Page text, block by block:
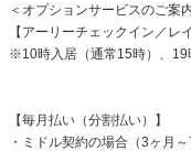
＜オプションサービスのご案
【アーリーチェックイン／
※10時入居（通常15時）、19
【毎月払い（分割払い）】
・ミドル契約の場合（3ヶ月